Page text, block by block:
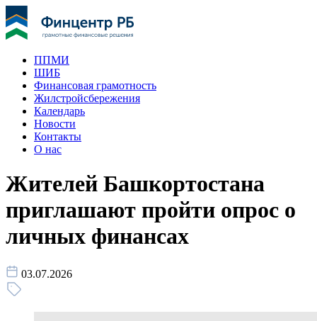
ППМИ
ШИБ
Финансовая грамотность
Жилстройсбережения
Календарь
Новости
Контакты
О нас
Жителей Башкортостана
приглашают пройти опрос о
личных финансах
03.07.2026